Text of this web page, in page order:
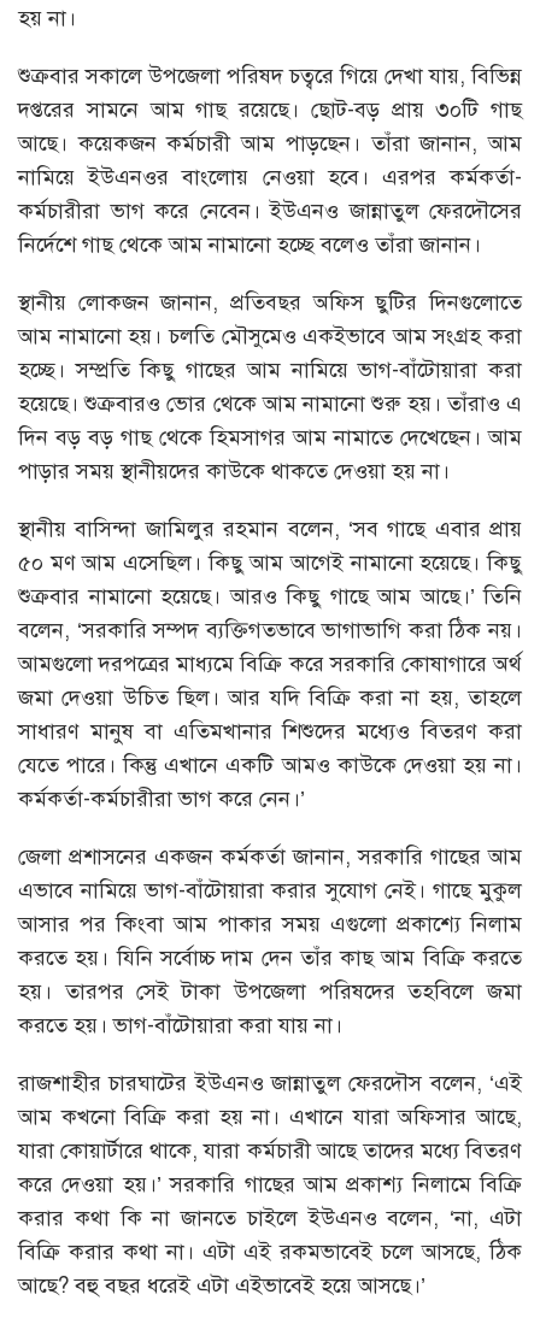
হয় না।
শুক্রবার সকালে উপজেলা পরিষদ চত্বরে গিয়ে দেখা যায়, বিভিন্ন
দপ্তরের সামনে আম গাছ রয়েছে। ছোট-বড় প্রায় ৩০টি গাছ
আছে। কয়েকজন কর্মচারী আম পাড়ছেন। তাঁরা জানান, আম
নামিয়ে ইউএনওর বাংলোয় নেওয়া হবে। এরপর কর্মকর্তা-
কর্মচারীরা ভাগ করে নেবেন। ইউএনও জান্নাতুল ফেরদৌসের
নির্দেশে গাছ থেকে আম নামানো হচ্ছে বলেও তাঁরা জানান।
স্থানীয় লোকজন জানান, প্রতিবছর অফিস ছুটির দিনগুলোতে
আম নামানো হয়। চলতি মৌসুমেও একইভাবে আম সংগ্রহ করা
হচ্ছে। সম্প্রতি কিছু গাছের আম নামিয়ে ভাগ-বাঁটোয়ারা করা
হয়েছে। শুক্রবারও ভোর থেকে আম নামানো শুরু হয়। তাঁরাও এ
দিন বড় বড় গাছ থেকে হিমসাগর আম নামাতে দেখেছেন। আম
পাড়ার সময় স্থানীয়দের কাউকে থাকতে দেওয়া হয় না।
স্থানীয় বাসিন্দা জামিলুর রহমান বলেন, ‘সব গাছে এবার প্রায়
৫০ মণ আম এসেছিল। কিছু আম আগেই নামানো হয়েছে। কিছু
শুক্রবার নামানো হয়েছে। আরও কিছু গাছে আম আছে।’ তিনি
বলেন, ‘সরকারি সম্পদ ব্যক্তিগতভাবে ভাগাভাগি করা ঠিক নয়।
আমগুলো দরপত্রের মাধ্যমে বিক্রি করে সরকারি কোষাগারে অর্থ
জমা দেওয়া উচিত ছিল। আর যদি বিক্রি করা না হয়, তাহলে
সাধারণ মানুষ বা এতিমখানার শিশুদের মধ্যেও বিতরণ করা
যেতে পারে। কিন্তু এখানে একটি আমও কাউকে দেওয়া হয় না।
কর্মকর্তা-কর্মচারীরা ভাগ করে নেন।’
জেলা প্রশাসনের একজন কর্মকর্তা জানান, সরকারি গাছের আম
এভাবে নামিয়ে ভাগ-বাঁটোয়ারা করার সুযোগ নেই। গাছে মুকুল
আসার পর কিংবা আম পাকার সময় এগুলো প্রকাশ্যে নিলাম
করতে হয়। যিনি সর্বোচ্চ দাম দেন তাঁর কাছ আম বিক্রি করতে
হয়। তারপর সেই টাকা উপজেলা পরিষদের তহবিলে জমা
করতে হয়। ভাগ-বাঁটোয়ারা করা যায় না।
রাজশাহীর চারঘাটের ইউএনও জান্নাতুল ফেরদৌস বলেন, ‘এই
আম কখনো বিক্রি করা হয় না। এখানে যারা অফিসার আছে,
যারা কোয়ার্টারে থাকে, যারা কর্মচারী আছে তাদের মধ্যে বিতরণ
করে দেওয়া হয়।’ সরকারি গাছের আম প্রকাশ্য নিলামে বিক্রি
করার কথা কি না জানতে চাইলে ইউএনও বলেন, ‘না, এটা
বিক্রি করার কথা না। এটা এই রকমভাবেই চলে আসছে, ঠিক
আছে? বহু বছর ধরেই এটা এইভাবেই হয়ে আসছে।’